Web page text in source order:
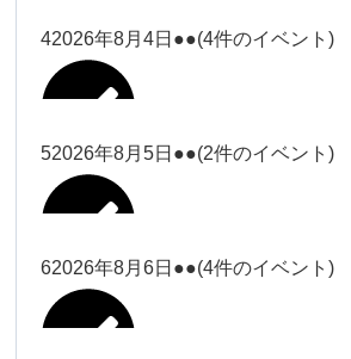
2026年7月27日
関谷（17-
Close
関谷（17-19時）
大西（9時
ー18時）
大西（9時ー18時）
塩川（9時ー18時）
2026年7月30日
Close
武井
松本（9時
ー18時）
Close Close
松本（9時ー18時）
2026年7月31日
2026年8月1日
大西
Close Close
2026年8月1日
大西
Close Close
小林
大西
大西
42026年8月4日 ●●(4件のイベント)
冨田（17
時）
Close Close
52026年8月5日 ●●(2件のイベント)
冨田
62026年8月6日 ●●(4件のイベント)